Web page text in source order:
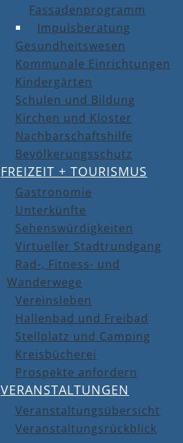
Fassadenprogramm
Impulsberatung
Gesundheitswesen
Kommunale Einrichtungen
Kindergärten
Schulen und Bildung
Kirchen und Kloster
Nachbarschaftshilfe
Bevölkerungsschutz
FREIZEIT + TOURISMUS
Gastronomie
Unterkünfte
Sehenswürdigkeiten
Virtueller Stadtrundgang
Rad-, Fitness- und
Wanderwege
Vereinsleben
Hallenbad und Freibad
Stellplatz und Camping
Kreisbücherei
Prospekte anfordern
VERANSTALTUNGEN
Veranstaltungsübersicht
Veranstaltungsrückblick